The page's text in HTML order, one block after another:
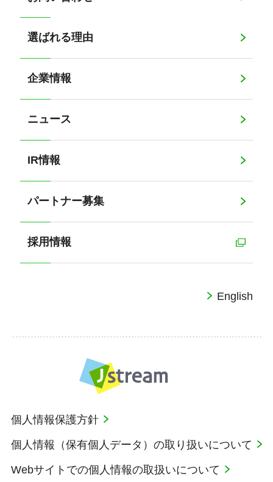
選ばれる理由
企業情報
ニュース
IR情報
パートナー募集
採用情報
English
個人情報保護方針
個人情報（保有個人データ）の取り扱いについて
Webサイトでの個人情報の取扱いについて